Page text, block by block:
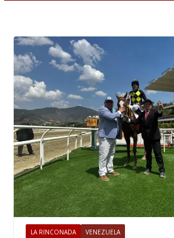
LA RINCONADA VENEZUELA